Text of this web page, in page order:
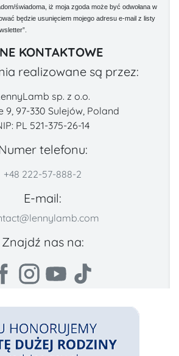
świadoma, iż moja zgoda może być odwołana w
będzie usunięciem mojego adresu e-mail z listy
KONTAKTOWE
realizowane są przez:
sp. z o.o.
9, 97-330 Sulejów, Poland
PL 521-375-26-14
telefonu:
+48 222-57-888-2
E-mail:
Znajdź nas na: